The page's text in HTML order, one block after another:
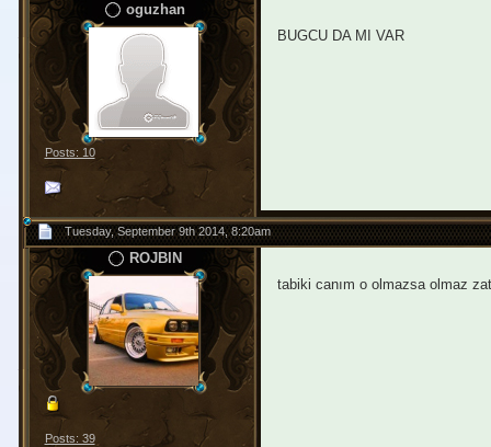
oguzhan
Posts: 10
BUGCU DA MI VAR
Tuesday, September 9th 2014, 8:20am
ROJBIN
Posts: 39
tabiki canım o olmazsa olmaz